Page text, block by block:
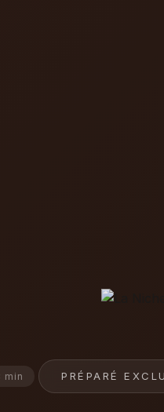
min PRÉPARÉ